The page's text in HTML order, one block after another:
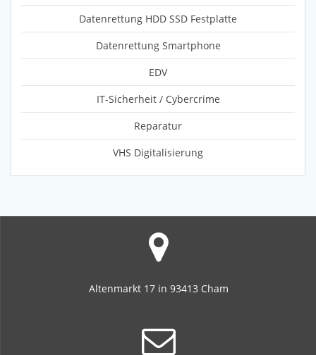
Datenrettung HDD SSD Festplatte
Datenrettung Smartphone
EDV
IT-Sicherheit / Cybercrime
Reparatur
VHS Digitalisierung
Altenmarkt 17 in 93413 Cham